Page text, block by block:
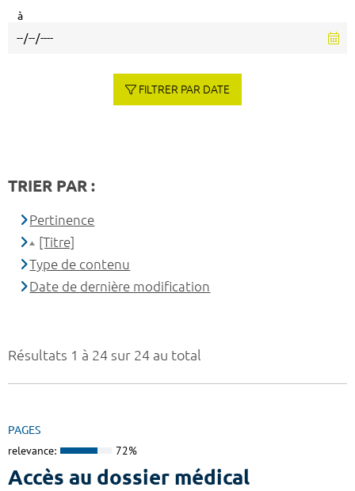
Résultats 1 à 24 sur 24 au total
PAGES
relevance: 72%
Accès au dossier médical
à
FILTRER PAR DATE
TRIER PAR :
Pertinence
[Titre]
Type de contenu
Date de dernière modification